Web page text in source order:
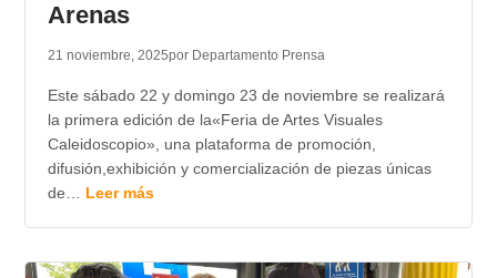
Arenas
21 noviembre, 2025por Departamento Prensa
Este sábado 22 y domingo 23 de noviembre se realizará
la primera edición de la«Feria de Artes Visuales
Caleidoscopio», una plataforma de promoción,
difusión,exhibición y comercialización de piezas únicas
de… Leer más